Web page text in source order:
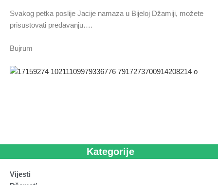
Svakog petka poslije Jacije namaza u Bijeloj Džamiji, možete
prisustovati predavanju….
Bujrum
Kategorije
Vijesti